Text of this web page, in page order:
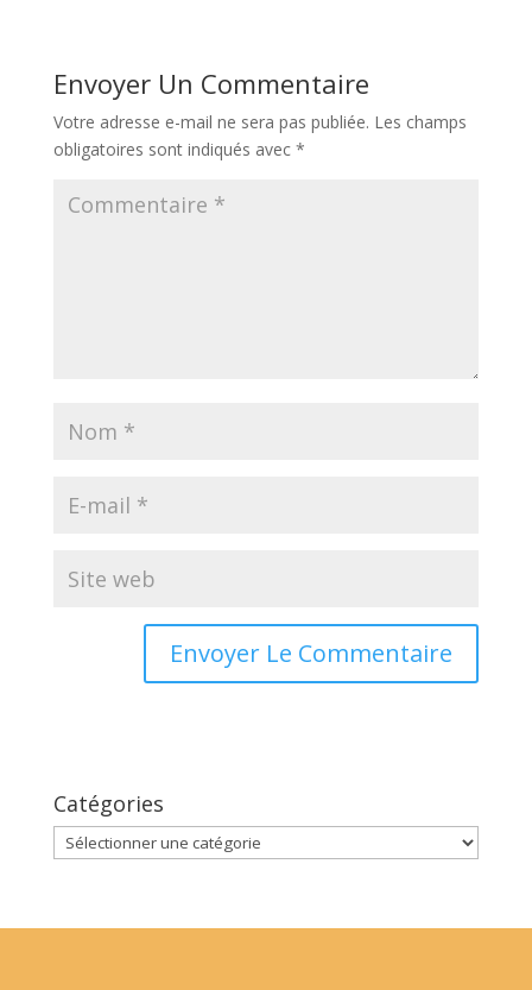
Envoyer Un Commentaire
Votre adresse e-mail ne sera pas publiée. Les champs
obligatoires sont indiqués avec *
Catégories
Catégories